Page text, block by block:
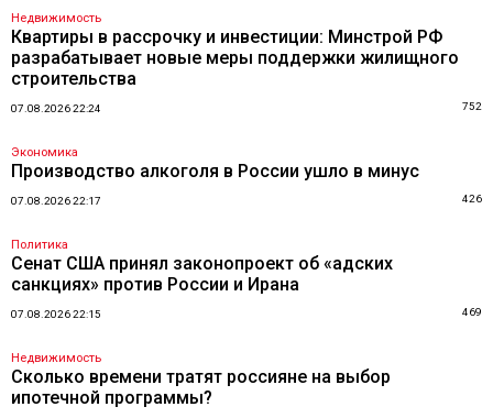
Недвижимость
Квартиры в рассрочку и инвестиции: Минстрой РФ
разрабатывает новые меры поддержки жилищного
строительства
07.08.2026 22:24 752
Экономика
Производство алкоголя в России ушло в минус
07.08.2026 22:17 426
Политика
Сенат США принял законопроект об «адских
санкциях» против России и Ирана
07.08.2026 22:15 469
Недвижимость
Сколько времени тратят россияне на выбор
ипотечной программы?